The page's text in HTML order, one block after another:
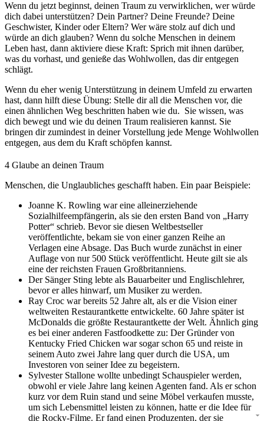
Wenn du jetzt beginnst, deinen Traum zu verwirklichen, wer würde
dich dabei unterstützen? Dein Partner? Deine Freunde? Deine
Geschwister, Kinder oder Eltern? Wer wäre stolz auf dich und
würde an dich glauben? Wenn du solche Menschen in deinem
Leben hast, dann aktiviere diese Kraft: Sprich mit ihnen darüber,
was du vorhast, und genieße das Wohlwollen, das dir entgegen
schlägt.
Wenn du eher wenig Unterstützung in deinem Umfeld zu erwarten
hast, dann hilft diese Übung: Stelle dir all die Menschen vor, die
einen ähnlichen Weg beschritten haben wie du. Sie wissen, was
dich bewegt und wie du deinen Traum realisieren kannst. Sie
bringen dir zumindest in deiner Vorstellung jede Menge Wohlwollen
entgegen, aus dem du Kraft schöpfen kannst.
4 Glaube an deinen Traum
Menschen, die Unglaubliches geschafft haben. Ein paar Beispiele:
Joanne K. Rowling war eine alleinerziehende
Sozialhilfeempfängerin, als sie den ersten Band von „Harry
Potter“ schrieb. Bevor sie diesen Weltbestseller
veröffentlichte, bekam sie von einer ganzen Reihe an
Verlagen eine Absage. Das Buch wurde zunächst in einer
Auflage von nur 500 Stück veröffentlicht. Heute gilt sie als
eine der reichsten Frauen Großbritanniens.
Der Sänger Sting lebte als Bauarbeiter und Englischlehrer,
bevor er alles hinwarf, um Musiker zu werden.
Ray Croc war bereits 52 Jahre alt, als er die Vision einer
weltweiten Restaurantkette entwickelte. 60 Jahre später ist
McDonalds die größte Restaurantkette der Welt. Ähnlich ging
es bei einer anderen Fastfoodkette zu: Der Gründer von
Kentucky Fried Chicken war sogar schon 65 und reiste in
seinem Auto zwei Jahre lang quer durch die USA, um
Investoren von seiner Idee zu begeistern.
Sylvester Stallone wollte unbedingt Schauspieler werden,
obwohl er viele Jahre lang keinen Agenten fand. Als er schon
kurz vor dem Ruin stand und seine Möbel verkaufen musste,
um sich Lebensmittel leisten zu können, hatte er die Idee für
die Rocky-Filme. Er fand einen Produzenten, der sie